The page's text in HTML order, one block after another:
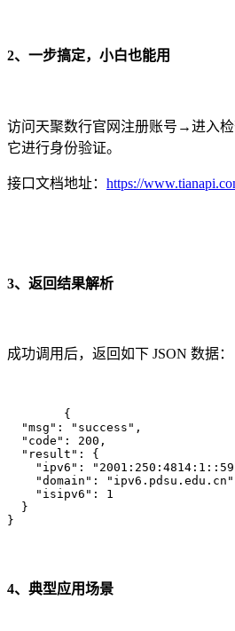
2、一步搞定，小白也能用
访问天聚数行官网注册账号→进入
它进行身份验证。
接口文档地址： https://
3、返回结果解析
成功调用后，返回如下 JSON 数据：
"msg": "success",
"code": 200,
"result": {
"ipv6":
"domain":
"isipv6": 1
}
}
4、典型应用场景